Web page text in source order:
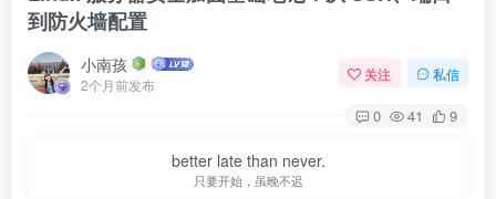
到防火墙配置
小南孩
2个月前发布
关注 私信
0 41 9
better late than never.
只要开始，虽晚不迟